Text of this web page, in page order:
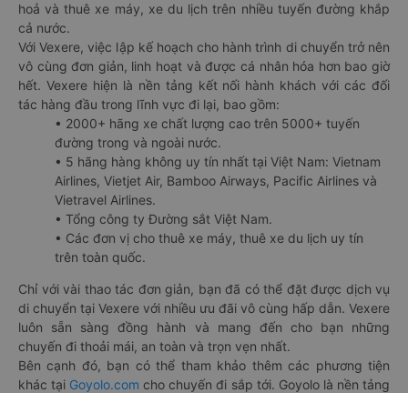
hoả và thuê xe máy, xe du lịch trên nhiều tuyến đường khắp
cả nước.
Với Vexere, việc lập kế hoạch cho hành trình di chuyển trở nên
vô cùng đơn giản, linh hoạt và được cá nhân hóa hơn bao giờ
hết. Vexere hiện là nền tảng kết nối hành khách với các đối
tác hàng đầu trong lĩnh vực đi lại, bao gồm:
• 2000+ hãng xe chất lượng cao trên 5000+ tuyến
đường trong và ngoài nước.
• 5 hãng hàng không uy tín nhất tại Việt Nam: Vietnam
Airlines, Vietjet Air, Bamboo Airways, Pacific Airlines và
Vietravel Airlines.
• Tổng công ty Đường sắt Việt Nam.
• Các đơn vị cho thuê xe máy, thuê xe du lịch uy tín
trên toàn quốc.
Chỉ với vài thao tác đơn giản, bạn đã có thể đặt được dịch vụ
di chuyển tại Vexere với nhiều ưu đãi vô cùng hấp dẫn. Vexere
luôn sẵn sàng đồng hành và mang đến cho bạn những
chuyến đi thoải mái, an toàn và trọn vẹn nhất.
Bên cạnh đó, bạn có thể tham khảo thêm các phương tiện
khác tại Goyolo.com cho chuyến đi sắp tới. Goyolo là nền tảng